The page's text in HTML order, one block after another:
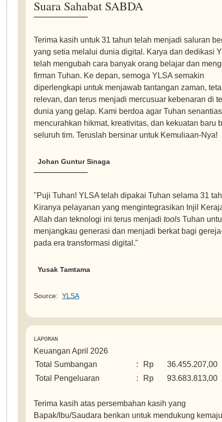
Suara Sahabat SABDA
Terima kasih untuk 31 tahun telah menjadi saluran
yang setia melalui dunia digital. Karya dan dedikasi
telah mengubah cara banyak orang belajar dan
firman Tuhan. Ke depan, semoga YLSA semakin
diperlengkapi untuk menjawab tantangan zaman,
relevan, dan terus menjadi mercusuar kebenaran di
dunia yang gelap. Kami berdoa agar Tuhan
mencurahkan hikmat, kreativitas, dan kekuatan baru
seluruh tim. Teruslah bersinar untuk Kemuliaan-Nya!
Johan Guntur Sinaga
"Puji Tuhan! YLSA telah dipakai Tuhan selama 31
Kiranya pelayanan yang mengintegrasikan Injil
Allah dan teknologi ini terus menjadi toolsTuhan
menjangkau generasi dan menjadi berkat bagi
pada era transformasi digital."
Yusak Tamtama
Source: YLSA
LAPORAN
Keuangan April 2026
Total Sumbangan
: Rp
36.455.207,00
Total Pengeluaran
: Rp 93.683.813,00
Terima kasih atas persembahan kasih yang
Bapak/Ibu/Saudara berikan untuk mendukung